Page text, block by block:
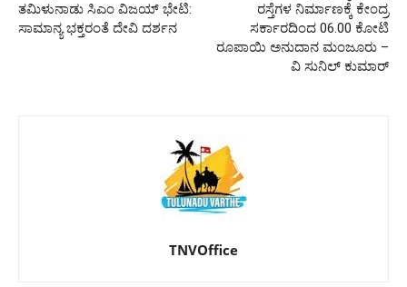
ತಮಿಳುನಾಡು ಸಿಎಂ ವಿಜಯ್‌ ಭೇಟಿ:
ಸಾಮಾನ್ಯ ಭಕ್ತರಂತೆ ದೇವಿ ದರ್ಶನ
ರಸ್ತೆಗಳ ನಿರ್ಮಾಣಕ್ಕೆ ಕೇಂದ್ರ
ಸರ್ಕಾರದಿಂದ 06.00 ಕೋಟಿ
ರೂಪಾಯಿ ಅನುದಾನ ಮಂಜೂರು –
ವಿ ಸುನಿಲ್‌ ಕುಮಾರ್
TNVOffice